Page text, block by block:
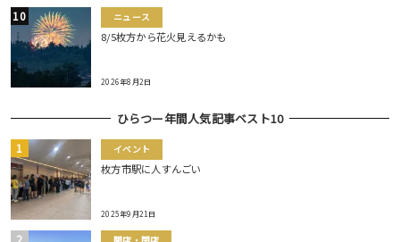
ニュース
8/5枚方から花火見えるかも
2026年8月2日
ひらつー年間人気記事ベスト10
イベント
枚方市駅に人すんごい
2025年9月21日